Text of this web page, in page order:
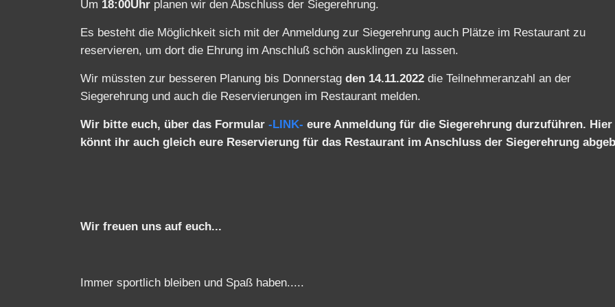
Wir müssten zur besseren Planung bis Donnerstag den 14.11.2022
die Teilnehmeranzahl an der
Siegerehrung und auch die Reservierungen im Restaurant melden.
Wir bitte euch, über das Formular -LINK-
eure Anmeldung für die Siegerehrung durzuführen. Hier
könnt ihr auch gleich eure Reservierung für das Restaurant im Anschluss der Siegerehrung
Immer sportlich bleiben und Spaß haben.....